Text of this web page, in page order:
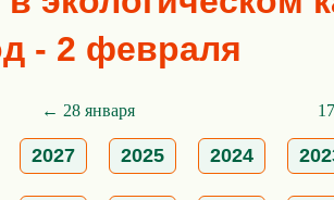
- 2 февраля
← 28 января
2027 2025 2024